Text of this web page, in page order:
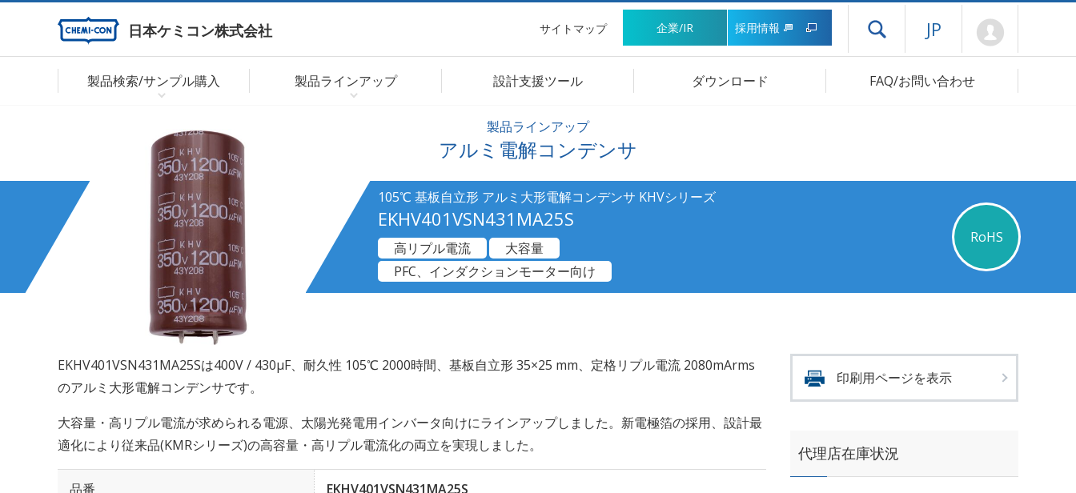
日本ケミコン株式会社 サイトマップ 企業/IR 採用情報 ドロワーメニューを開く
JP
製品検索/サンプル購入 製品ラインアップ 設計支援ツール ダウンロード FAQ/お問い合わせ
製品ラインアップ
アルミ電解コンデンサ
105℃ 基板自立形 アルミ大形電解コンデンサ KHVシリーズ
EKHV401VSN431MA25S
RoHS
高リプル電流
大容量
PFC、インダクションモーター向け
EKHV401VSN431MA25Sは400V / 430µF、耐久性 105℃ 2000時間、基板自立形 35×25 mm、定格リプル電流 2080mArms
のアルミ大形電解コンデンサです。
大容量・高リプル電流が求められる電源、太陽光発電用インバータ向けにラインアップしました。新電極箔の採用、設計最
適化により従来品(KMRシリーズ)の高容量・高リプル電流化の両立を実現しました。
品番 EKHV401VSN431MA25S
印刷用ページを表示
代理店在庫状況